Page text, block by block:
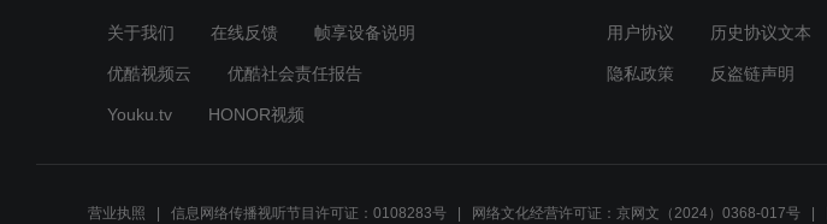
关于我们 在线反馈 帧享设备说明
优酷视频云 优酷社会责任报告
Youku.tv HONOR视频
用户协议 历史协议文本
隐私政策 反盗链声明
营业执照 信息网络传播视听节目许可证：0108283号 网络文化经营许可证：京网文（2024）0368-017号